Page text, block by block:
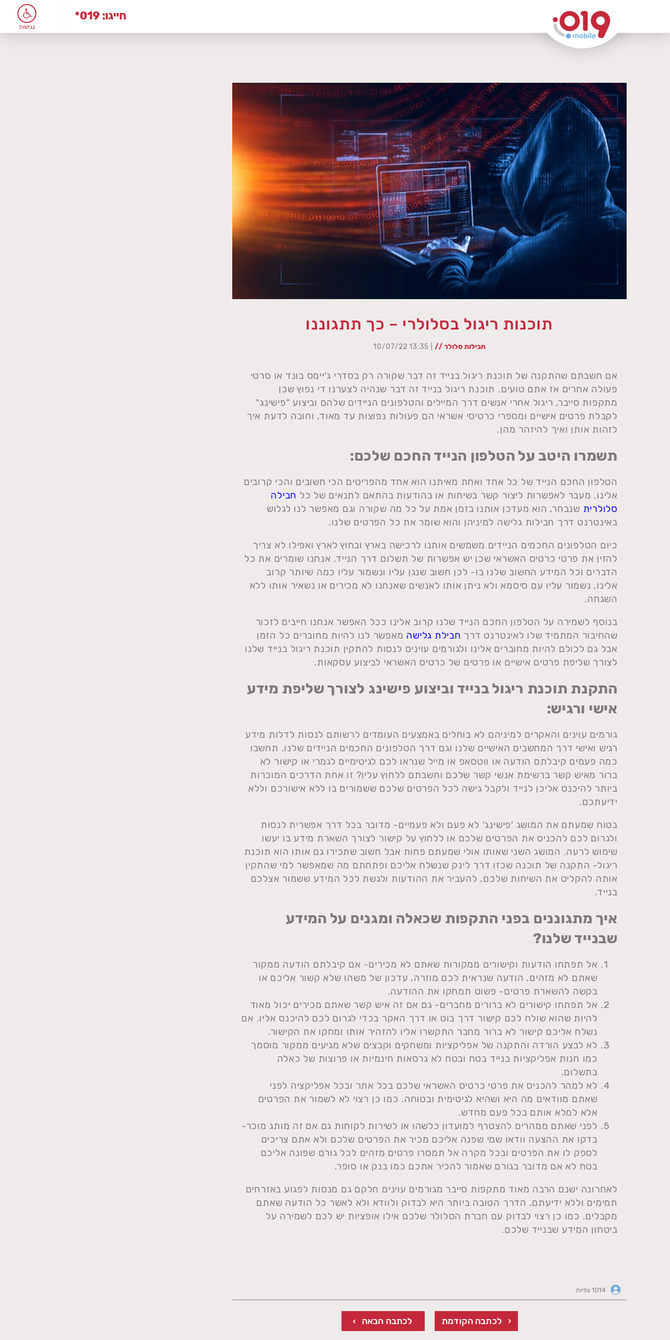
נגישות
*019 :חייגו
תוכנות ריגול בסלולרי – כך תתגוננו
חבילות סלולר //| 13:35 10/07/22
אם חשבתם שהתקנה של תוכנת ריגול בנייד זה דבר שקורה רק בסדרי ג'יימס בונד או סרטי
פעולה אחרים אז אתם טועים. תוכנת ריגול בנייד זה דבר שנהיה לצערנו די נפוץ שכן
מתקפות סייבר, ריגול אחרי אנשים דרך המיילים והטלפונים הניידים שלהם וביצוע "פישינג"
לקבלת פרטים אישיים ומספרי כרטיסי אשראי הם פעולות נפוצות עד מאוד, וחובה לדעת איך
לזהות אותן ואיך להיזהר מהן.
תשמרו היטב על הטלפון הנייד החכם שלכם:
הטלפון החכם הנייד של כל אחד ואחת מאיתנו הוא אחד מהפריטים הכי חשובים והכי קרובים
אלינו. מעבר לאפשרות ליצור קשר בשיחות או בהודעות בהתאם לתנאים של כל חבילה
סלולרית שנבחר, הוא מעדכן אותנו בזמן אמת על כל מה שקורה וגם מאפשר לנו לגלוש
באינטרנט דרך חבילות גלישה למיניהן והוא שומר את כל הפרטים שלנו.
כיום הטלפונים החכמים הניידים משמשים אותנו לרכישה בארץ ובחוץ לארץ ואפילו לא צריך
להזין את פרטי כרטיס האשראי שכן יש אפשרות של תשלום דרך הנייד. אנחנו שומרים את כל
הדברים וכל המידע החשוב שלנו בו- לכן חשוב שנגן עליו ונשמור עליו כמה שיותר קרוב
אלינו, נשמור עליו עם סיסמא ולא ניתן אותו לאנשים שאנחנו לא מכירים או נשאיר אותו ללא
השגחה.
בנוסף לשמירה על הטלפון החכם הנייד שלנו קרוב אלינו ככל האפשר אנחנו חייבים לזכור
שהחיבור המתמיד שלו לאינטרנט דרך חבילת גלישה מאפשר לנו להיות מחוברים כל הזמן
אבל גם לכולם להיות מחוברים אלינו ולגורמים עוינים לנסות להתקין תוכנת ריגול בנייד שלנו
לצורך שליפת פרטים אישיים או פרטים של כרטיס האשראי לביצוע עסקאות.
התקנת תוכנת ריגול בנייד וביצוע פישינג לצורך שליפת מידע
אישי ורגיש:
גורמים עוינים והאקרים למיניהם לא בוחלים באמצעים העומדים לרשותם לנסות לדלות מידע
רגיש ואישי דרך המחשבים האישיים שלנו וגם דרך הטלפונים החכמים הניידים שלנו. תחשבו
כמה פעמים קיבלתם הודעה או ווטסאפ או מייל שנראו לכם לגיטימיים לגמרי או קישור לא
ברור מאיש קשר ברשימת אנשי קשר שלכם וחשבתם ללחוץ עליו? זו אחת הדרכים המוכרות
ביותר להיכנס אליכן לנייד ולקבל גישה לכל הפרטים שלכם ששמורים בו ללא אישורכם וללא
ידיעתכם.
בטוח שמעתם את המושג 'פישינג' לא פעם ולא פעמיים- מדובר בכל דרך אפשרית לנסות
ולגרום לכם להכניס את הפרטים שלכם או ללחוץ על קישור לצורך השארת מידע בו יעשו
שימוש לרעה. המושג השני שאותו אולי שמעתם פחות אבל חשוב שתכירו גם אותו הוא תוכנת
ריגול- התקנה של תוכנה שכזו דרך לינק שנשלח אליכם ופתחתם מה שמאפשר למי שהתקין
אותה להקליט את השיחות שלכם, להעביר את ההודעות ולגשת לכל המידע ששמור אצלכם
בנייד.
איך מתגוננים בפני התקפות שכאלה ומגנים על המידע
שבנייד שלנו?
אל תפתחו הודעות וקישורים ממקורות שאתם לא מכירים- אם קיבלתם הודעה ממקור
שאתם לא מזהים, הודעה שנראית לכם מוזרה, עדכון של משהו שלא קשור אליכם או
בקשה להשארת פרטים- פשוט תמחקו את ההודעה.
אל תפתחו קישורים לא ברורים מחברים- גם אם זה איש קשר שאתם מכירים יכול מאוד
להיות שהוא שולח לכם קישור דרך בוט או דרך האקר בכדי לגרום לכם להיכנס אליו. אם
נשלח אליכם קישור לא ברור מחבר התקשרו אליו להזהיר אותו ומחקו את הקישור.
לא לבצע הורדה והתקנה של אפליקציות ומשחקים וקבצים שלא מגיעים ממקור מוסמך
כמו חנות אפליקציות בנייד בטח ובטח לא גרסאות חינמיות או פרוצות של כאלה
בתשלום.
לא למהר להכניס את פרטי כרטיס האשראי שלכם בכל אתר ובכל אפליקציה לפני
שאתם מוודאים מה היא ושהיא לגיטימית ובטוחה. כמו כן רצוי לא לשמור את הפרטים
אלא למלא אותם בכל פעם מחדש.
לפני שאתם ממהרים להצטרף למועדון כלשהו או לשירות לקוחות גם אם זה מותג מוכר-
בדקו את ההצעה וודאו שמי שפנה אליכם מכיר את הפרטים שלכם ולא אתם צריכים
לספק לו את הפרטים ובכל מקרה אל תמסרו פרטים מזהים לכל גורם שפונה אליכם
בטח לא אם מדובר בגורם שאמור להכיר אתכם כמו בנק או סופר.
לאחרונה ישנם הרבה מאוד מתקפות סייבר מגורמים עוינים חלקם גם מנסות לפגוע באזרחים
תמימים וללא ידיעתם, הדרך הטובה ביותר היא לבדוק ולוודא ולא לאשר כל הודעה שאתם
מקבלים. כמו כן רצוי לבדוק עם חברת הסלולר שלכם אילו אופציות יש לכם לשמירה על
ביטחון המידע שבנייד שלכם.
לכתבה הקודמת לכתבה הבאה